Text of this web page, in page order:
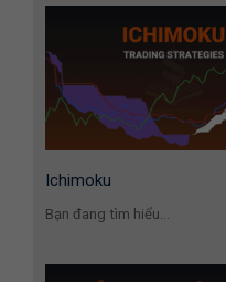
Ichimoku
Bạn đang tìm hiểu...